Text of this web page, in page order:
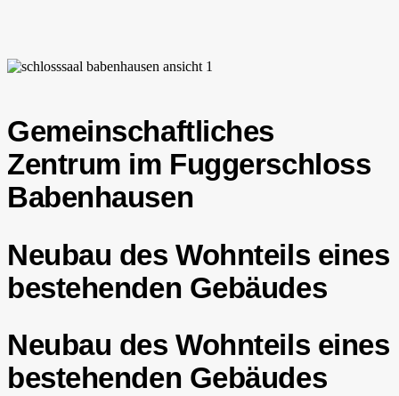
Gemeinschaftliches
Zentrum im Fuggerschloss
Babenhausen
Neubau des Wohnteils eines
bestehenden Gebäudes
Neubau des Wohnteils eines
bestehenden Gebäudes